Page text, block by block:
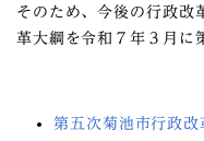
そのため、今後の行政改
革大綱を令和７年３月に
第五次菊池市行政